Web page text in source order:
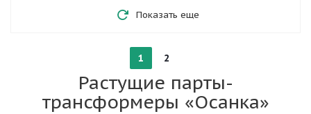
Показать еще
1 2
Растущие парты-
трансформеры «Осанка»